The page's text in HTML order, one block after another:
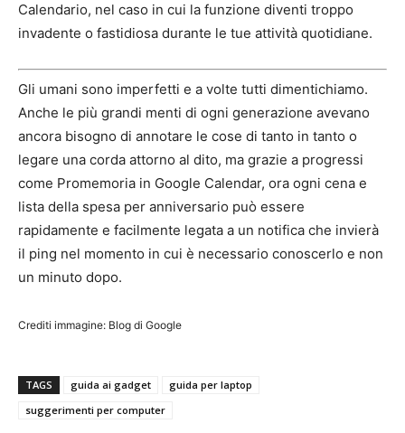
Calendario, nel caso in cui la funzione diventi troppo
invadente o fastidiosa durante le tue attività quotidiane.
Gli umani sono imperfetti e a volte tutti dimentichiamo.
Anche le più grandi menti di ogni generazione avevano
ancora bisogno di annotare le cose di tanto in tanto o
legare una corda attorno al dito, ma grazie a progressi
come Promemoria in Google Calendar, ora ogni cena e
lista della spesa per anniversario può essere
rapidamente e facilmente legata a un notifica che invierà
il ping nel momento in cui è necessario conoscerlo e non
un minuto dopo.
Crediti immagine: Blog di Google
TAGS guida ai gadget
guida per laptop
suggerimenti per computer